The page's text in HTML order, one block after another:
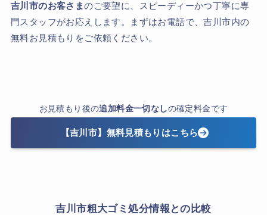
吉川市のお客さまのご要望に、スピーディーかつ丁寧に専
門スタッフがお応えします。まずはお電話で、吉川市内の
無料お見積もりをご依頼ください。
お見積もり後の追加料金一切なしの確定料金です
【吉川市】無料見積もりはこちら
吉川市粗大ゴミ処分情報との比較